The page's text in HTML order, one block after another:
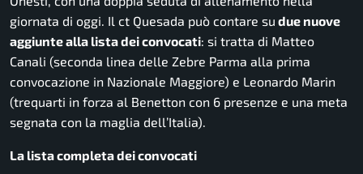
giornata di oggi. Il ct Quesada può contare su due nuove
aggiunte alla lista dei convocati: si tratta di Matteo
Canali (seconda linea delle Zebre Parma alla prima
convocazione in Nazionale Maggiore) e Leonardo Marin
(trequarti in forza al Benetton con 6 presenze e una meta
segnata con la maglia dell’Italia).
La lista completa dei convocati